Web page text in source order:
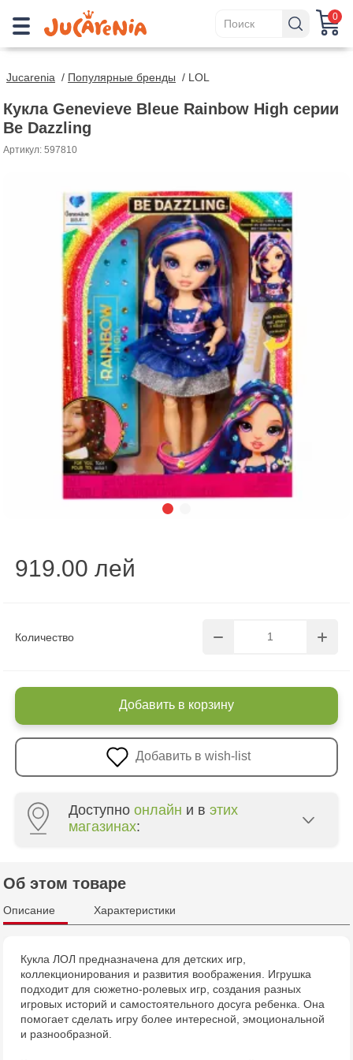
0
Jucarenia / Популярные бренды / LOL
Кукла Genevieve Bleue Rainbow High серии
Be Dazzling
Артикул: 597810
Количество
919.00 лей
Добавить в корзину
Добавить в wish-list
Доступно онлайн и в этих
магазинах:
Multistore Centru - bd. Cantemir, 6
Jucărenia Bălți - str. Alexandru Cel Bun, 5
Об этом товаре
Описание Характеристики
Кукла ЛОЛ предназначена для детских игр,
коллекционирования и развития воображения. Игрушка
подходит для сюжетно-ролевых игр, создания разных
игровых историй и самостоятельного досуга ребенка. Она
помогает сделать игру более интересной, эмоциональной
и разнообразной.